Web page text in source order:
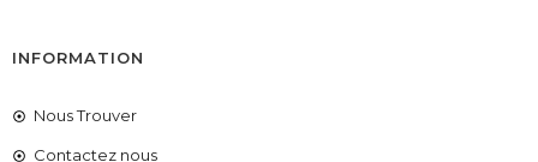
INFORMATION
Nous Trouver
Contactez nous